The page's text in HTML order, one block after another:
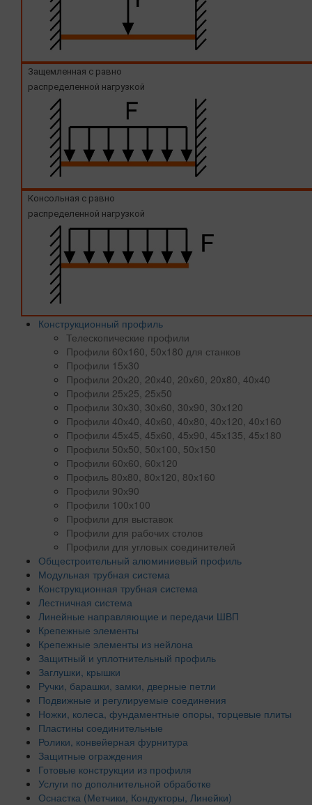
Защемленная с равно
распределенной нагрузкой
Консольная с равно
распределенной нагрузкой
Конструкционный профиль
Телескопические профили
Профили 60х160, 50х180 для станков
Профили 15х30
Профили 20х20, 20х40, 20х60, 20x80, 40х40
Профили 25х25, 25х50
Профили 30х30, 30х60, 30х90, 30х120
Профили 40х40, 40х60, 40х80, 40х120, 40х160
Профили 45х45, 45х60, 45х90, 45х135, 45х180
Профили 50х50, 50х100, 50х150
Профили 60х60, 60х120
Профиль 80х80, 80х120, 80х160
Профили 90х90
Профили 100х100
Профили для выставок
Профили для рабочих столов
Профили для угловых соединителей
Общестроительный алюминиевый профиль
Модульная трубная система
Конструкционная трубная система
Лестничная система
Линейные направляющие и передачи ШВП
Крепежные элементы
Крепежные элементы из нейлона
Защитный и уплотнительный профиль
Заглушки, крышки
Ручки, барашки, замки, дверные петли
Подвижные и регулируемые соединения
Ножки, колеса, фундаментные опоры, торцевые плиты
Пластины соединительные
Ролики, конвейерная фурнитура
Защитные ограждения
Готовые конструкции из профиля
Услуги по дополнительной обработке
Оснастка (Метчики, Кондукторы, Линейки)